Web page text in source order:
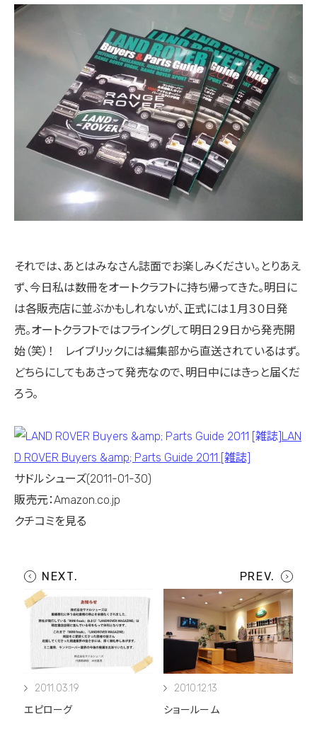
それでは、あとはみなさん誌面でお楽しみください。とりあえ
ず、今日私は数冊をオートクラフトに持ち帰ってきた。明日に
は各販売店に並ぶかもしれないが、正式には１月３０日発
売。オートクラフトではフライングして明日２９日から発売開
始（笑）！ レイブリックには編集部から直送されているはず。
どちらにしてもあさって発売なので、明日中にはきっと届くだ
ろう。
LAN
D ROVER Buyers &amp; Parts Guide 2011 [雑誌]
サドルシューズ(2011-01-30)
販売元：Amazon.co.jp
クチコミを見る
2011.03.19
エピローグ
2010.12.13
ショールーム